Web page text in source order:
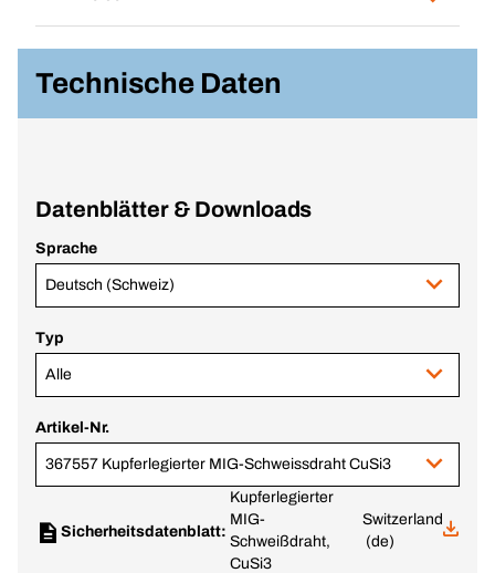
Technische Daten
Datenblätter & Downloads
Sprache
Deutsch (Schweiz)
Typ
Alle
Artikel-Nr.
367557 Kupferlegierter MIG-Schweissdraht CuSi3
Sicherheitsdatenblatt:
Kupferlegierter
MIG-
Schweißdraht,
CuSi3
Switzerland
(de)